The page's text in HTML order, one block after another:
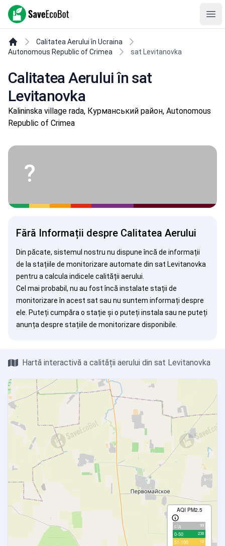
SaveEcoBot
Calitatea Aerului în Ucraina
Autonomous Republic of Crimea
sat Levitanovka
Calitatea Aerului în sat
Levitanovka
Kalininska village rada, Курманський район, Autonomous
Republic of Crimea
?
Fără Informații despre Calitatea Aerului
Din păcate, sistemul nostru nu dispune încă de informații
de la stațiile de monitorizare automate din sat Levitanovka
pentru a calcula indicele calității aerului.
Cel mai probabil, nu au fost încă instalate stații de
monitorizare în acest sat sau nu suntem informați despre
ele. Puteți cumpăra o stație și o puteți instala sau ne puteți
anunța despre stațiile de monitorizare disponibile.
Hartă interactivă a calității aerului din sat Levitanovka
AQI PM2.5
с/д 99
0-50 238
51-100 12